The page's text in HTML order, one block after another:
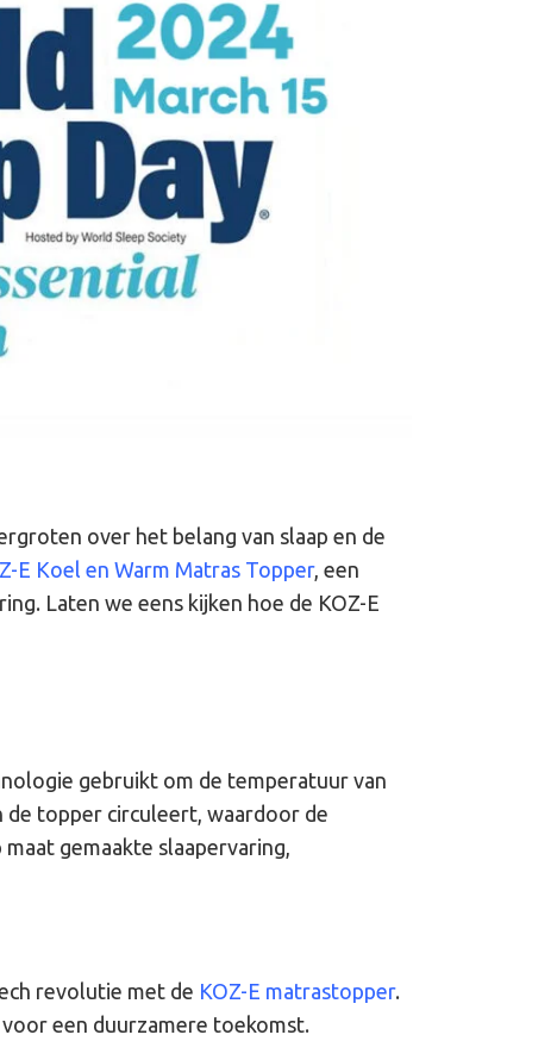
over het belang van slaap en de
E Koel en Warm Matras Topper, een
Laten we eens kijken hoe de KOZ-E
gebruikt om de temperatuur van
de topper circuleert, waardoor de
gemaakte slaapervaring,
revolutie met de KOZ-E matrastopper.
een duurzamere toekomst.